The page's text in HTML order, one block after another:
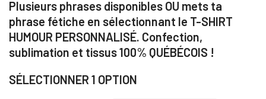
Plusieurs phrases disponibles OU mets ta
phrase fétiche en sélectionnant le T-SHIRT
HUMOUR PERSONNALISÉ. Confection,
sublimation et tissus 100% QUÉBÉCOIS !
SÉLECTIONNER 1 OPTION